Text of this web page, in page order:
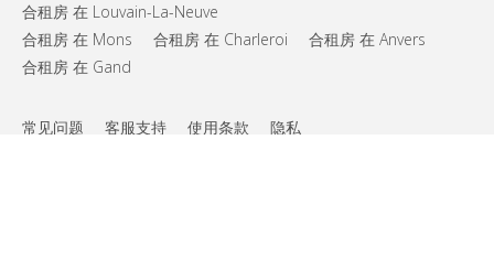
合租房 在 Louvain-La-Neuve
合租房 在 Mons
合租房 在 Charleroi
合租房 在 Anvers
合租房 在 Gand
常见问题 客服支持 使用条款 隐私